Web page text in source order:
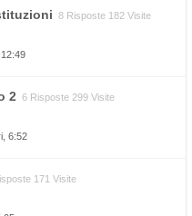
8 Risposte 182 Visite
2 6 Risposte 299 Visite
6:52
171 Visite